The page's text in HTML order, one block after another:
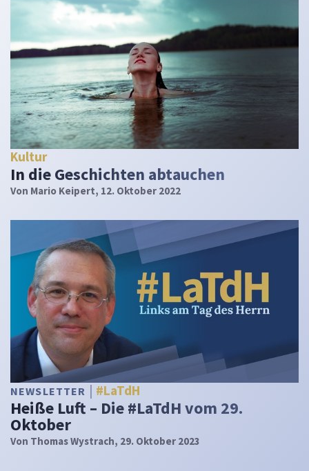
Kultur
In die Geschichten abtauchen
Von Mario Keipert, 12. Oktober 2022
NEWSLETTER #LaTdH
Heiße Luft – Die #LaTdH vom 29.
Oktober
Von Thomas Wystrach, 29. Oktober 2023